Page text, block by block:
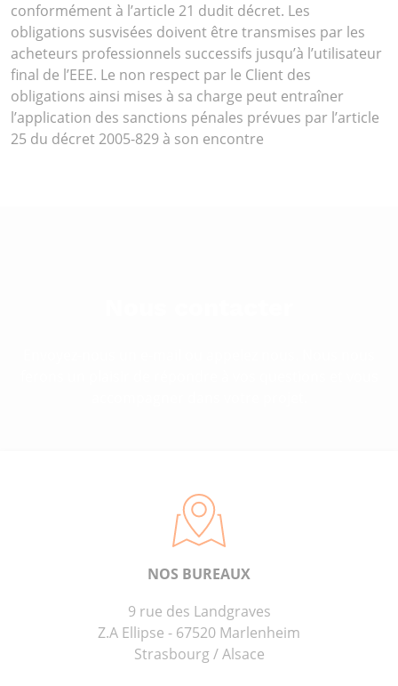
conformément à l’article 21 dudit décret. Les
obligations susvisées doivent être transmises par les
acheteurs professionnels successifs jusqu’à l’utilisateur
final de l’EEE. Le non respect par le Client des
obligations ainsi mises à sa charge peut entraîner
l’application des sanctions pénales prévues par l’article
25 du décret 2005-829 à son encontre
NOS BUREAUX
9 rue des Landgraves
Z.A Ellipse - 67520 Marlenheim
Strasbourg / Alsace